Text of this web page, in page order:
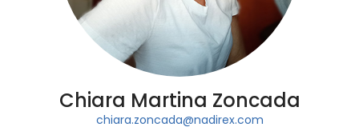
Chiara Martina Zoncada
chiara.zoncada@nadirex.com